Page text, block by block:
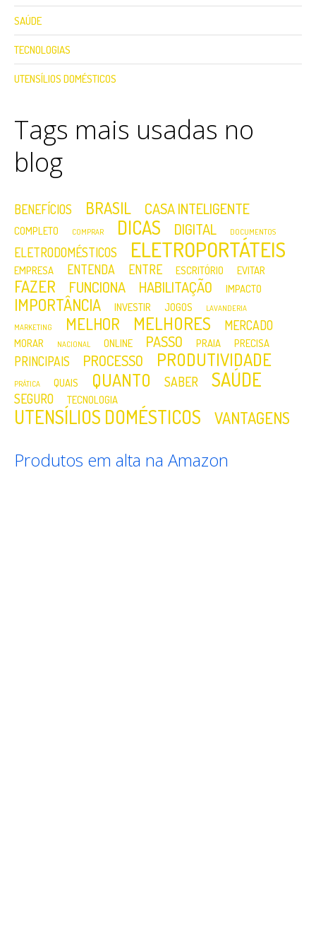
SAÚDE
TECNOLOGIAS
UTENSÍLIOS DOMÉSTICOS
Tags mais usadas no
blog
BENEFÍCIOS BRASIL CASA INTELIGENTE
COMPLETO COMPRAR DICAS DIGITAL DOCUMENTOS
ELETRODOMÉSTICOS ELETROPORTÁTEIS
EMPRESA ENTENDA ENTRE ESCRITÓRIO EVITAR
FAZER FUNCIONA HABILITAÇÃO IMPACTO
IMPORTÂNCIA INVESTIR JOGOS
LAVANDERIA
MARKETING
MELHOR MELHORES MERCADO
MORAR NACIONAL ONLINE PASSO PRAIA PRECISA
PRINCIPAIS PROCESSO PRODUTIVIDADE
PRÁTICA QUAIS QUANTO SABER SAÚDE
SEGURO TECNOLOGIA
UTENSÍLIOS DOMÉSTICOS VANTAGENS
Produtos em alta na Amazon